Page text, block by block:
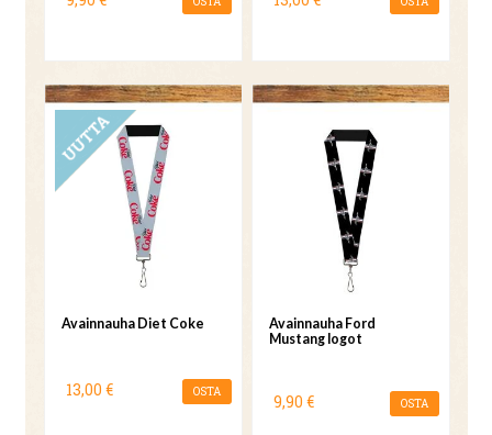
UUTUUS
Avainnauha Diet Coke
13,00 € OSTA
Avainnauha Ford
Mustang logot
9,90 € OSTA